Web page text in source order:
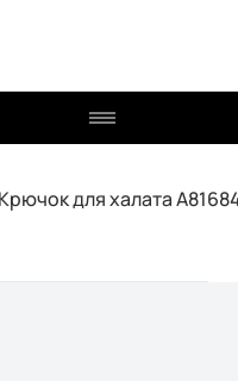
для халата